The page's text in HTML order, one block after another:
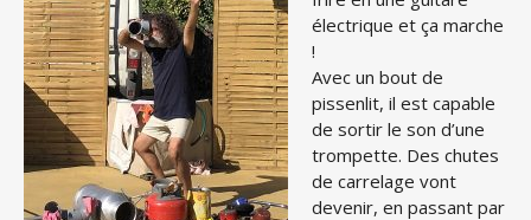
électrique et ça marche
!
Avec un bout de
pissenlit, il est capable
de sortir le son d’une
trompette. Des chutes
de carrelage vont
devenir, en passant par